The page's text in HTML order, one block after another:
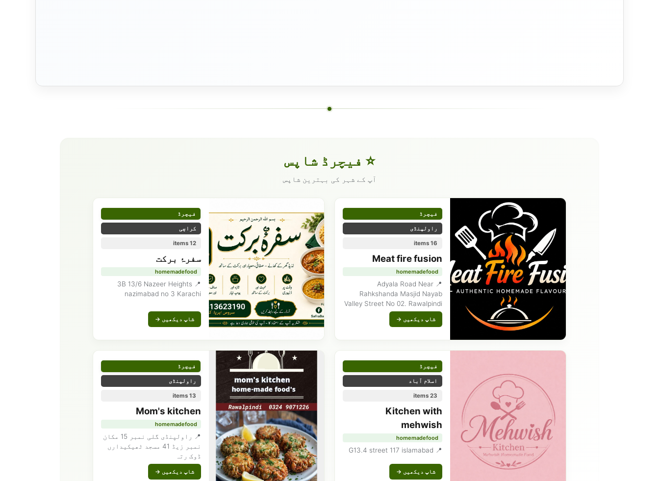
⭐ فیچرڈ شاپس
آپ کے شہر کی بہترین شاپس
فیچرڈ
راولپنڈی
16 items
Meat fire fusion
homemadefood
📍 Adyala Road Near
Rahkshanda Masjid Nayab
Valley Street No 02. Rawalpindi
شاپ دیکھیں →
فیچرڈ
کراچی
12 items
سفرۂ برکت
homemadefood
📍 3B 13/6 Nazeer Heights
nazimabad no 3 Karachi
شاپ دیکھیں →
فیچرڈ
اسلام آباد
23 items
Kitchen with
mehwish
homemadefood
📍 G13.4 street 117 islamabad
شاپ دیکھیں →
فیچرڈ
راولپنڈی
13 items
Mom's kitchen
homemadefood
📍 راولپنڈی گلی نمبر 15 مکان
نمبر زیڈ 41 مسجد ٹھیکیدارں
ڈوک رتہ
شاپ دیکھیں →